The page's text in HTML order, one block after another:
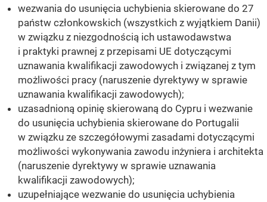
wezwania do usunięcia uchybienia skierowane do 27
państw członkowskich (wszystkich z wyjątkiem Danii)
w związku z niezgodnością ich ustawodawstwa
i praktyki prawnej z przepisami UE dotyczącymi
uznawania kwalifikacji zawodowych i związanej z tym
możliwości pracy (naruszenie dyrektywy w sprawie
uznawania kwalifikacji zawodowych);
uzasadnioną opinię skierowaną do Cypru i wezwanie
do usunięcia uchybienia skierowane do Portugalii
w związku ze szczegółowymi zasadami dotyczącymi
możliwości wykonywania zawodu inżyniera i architekta
(naruszenie dyrektywy w sprawie uznawania
kwalifikacji zawodowych);
uzupełniające wezwanie do usunięcia uchybienia